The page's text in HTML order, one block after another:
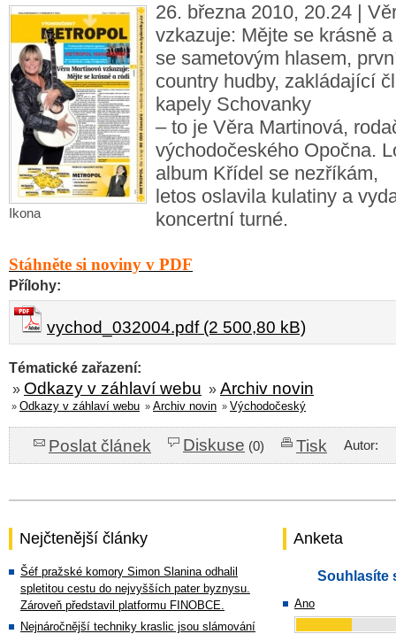
Ikona
26. března 2010, 20.24 |
vzkazuje: Mějte se krásně
se sametovým hlasem,
country hudby, zakládající
kapely Schovanky
– to je Věra Martinová,
východočeského Opočna.
album Křídel se nezříkám,
letos oslavila kulatiny a
koncertní turné.
Stáhněte si noviny v PDF
Přílohy:
vychod_032004.pdf (2 500,80 kB)
Tématické zařazení:
» Odkazy v záhlaví webu » Archiv novin
» Odkazy v záhlaví webu » Archiv novin » Východočeský
Poslat článek Diskuse (0) Tisk Autor:
Nejčtenější články
Šéf pražské komory Simon Slanina odhalil
spletitou cestu do nejvyšších pater byznysu.
Zároveň představil platformu FINOBCE.
Nejnáročnější techniky kraslic jsou slámování
Anketa
Souhlasíte
Ano